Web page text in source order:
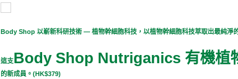
Body Shop 以嶄新科研技術 — 植物幹細胞科技，以植物幹細胞科技萃取出最純淨
這支Body Shop Nutriganics 有機植
的新成員。(HK$379)